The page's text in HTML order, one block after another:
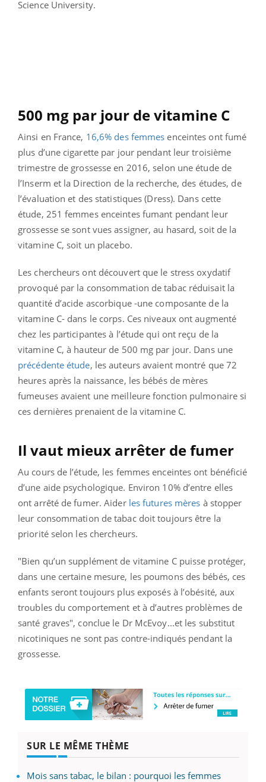
Science University.
500 mg par jour de vitamine C
Ainsi en France, 16,6% des femmes enceintes ont fumé
plus d’une cigarette par jour pendant leur troisième
trimestre de grossesse en 2016, selon une étude de
l’Inserm et la Direction de la recherche, des études, de
l’évaluation et des statistiques (Dress). Dans cette
étude, 251 femmes enceintes fumant pendant leur
grossesse se sont vues assigner, au hasard, soit de la
vitamine C, soit un placebo.
Les chercheurs ont découvert que le stress oxydatif
provoqué par la consommation de tabac réduisait la
quantité d’acide ascorbique -une composante de la
vitamine C- dans le corps. Ces niveaux ont augmenté
chez les participantes à l’étude qui ont reçu de la
vitamine C, à hauteur de 500 mg par jour. Dans une
précédente étude, les auteurs avaient montré que 72
heures après la naissance, les bébés de mères
fumeuses avaient une meilleure fonction pulmonaire si
ces dernières prenaient de la vitamine C.
Il vaut mieux arrêter de fumer
Au cours de l’étude, les femmes enceintes ont bénéficié
d’une aide psychologique. Environ 10% d’entre elles
ont arrêté de fumer. Aider les futures mères à stopper
leur consommation de tabac doit toujours être la
priorité selon les chercheurs.
"Bien qu’un supplément de vitamine C puisse protéger,
dans une certaine mesure, les poumons des bébés, ces
enfants seront toujours plus exposés à l’obésité, aux
troubles du comportement et à d’autres problèmes de
santé graves", conclue le Dr McEvoy...et les substitut
nicotiniques ne sont pas contre-indiqués pendant la
grossesse.
SUR LE MÊME THÈME
Mois sans tabac, le bilan : pourquoi les femmes